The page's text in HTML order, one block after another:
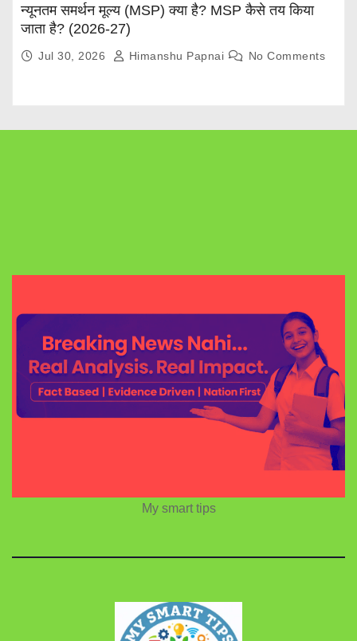
न्यूनतम समर्थन मूल्य (MSP) क्या है? MSP कैसे तय किया
जाता है? (2026-27)
Jul 30, 2026 Himanshu Papnai No Comments
My smart tips